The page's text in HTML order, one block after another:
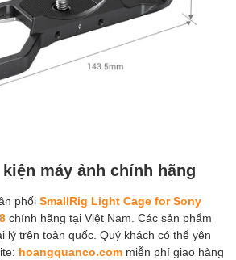
máy ảnh chính hãng
phối SmallRig Light Cage for Sony
chính hãng tại Việt Nam. Các sản phẩm
lý trên toàn quốc. Quý khách có thể yên
hoangquanco.com miễn phí giao hàng